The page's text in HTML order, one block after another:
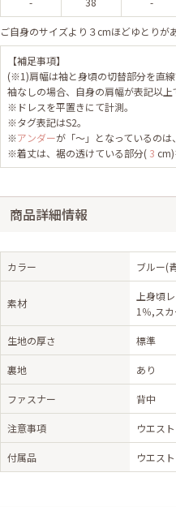
ご自身のサイズより３cmほどゆとりが
【補足事項】
(※1)肩幅は袖と身頃の切替部分を直線
袖なしの場合、自身の肩幅が表記以上
※ドレスを平置きにて計測。
※タグ表記はS2。
※アンダーが「～」となっているのは
※着丈は、裾の透けている部分( 3 cm)
商品詳細情報
カラー ブルー(
素材
上身頃
1％,ス
生地の厚さ 標準
裏地 あり
ファスナー 背中
注意事項 ウエス
付属品 ウエス